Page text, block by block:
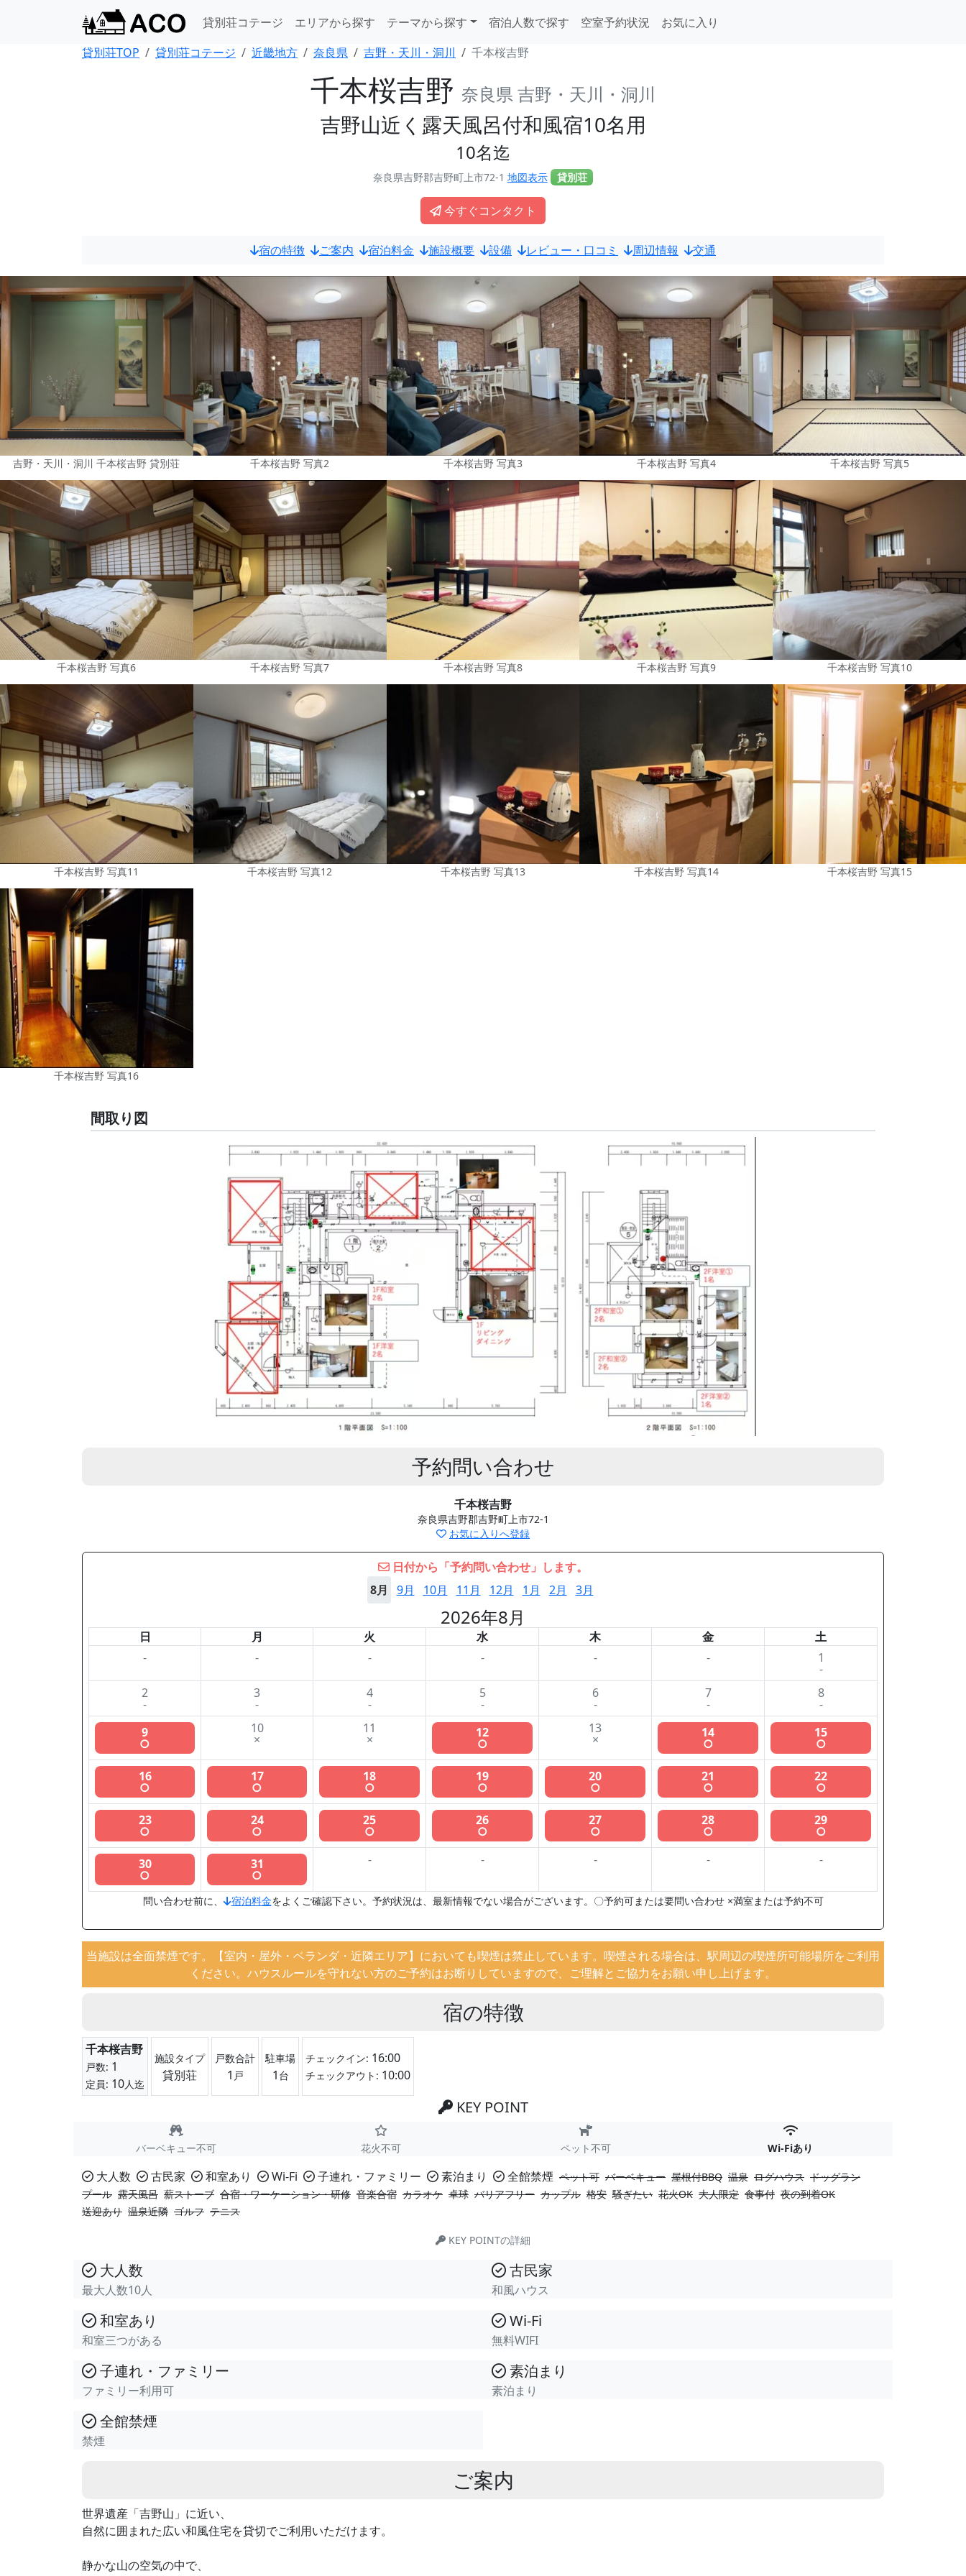
貸別荘コテージ エリアから探す テーマから探す 宿泊人数で探す 空室予約状況
お気に入り
貸別荘TOP
貸別荘コテージ 近畿地方 奈良県 吉野・天川・洞川 千本桜吉野
千本桜吉野 奈良県 吉野・天川・洞川
吉野山近く露天風呂付和風宿10名用
10名迄
奈良県吉野郡吉野町上市72-1 地図表示 貸別荘
今すぐコンタクト
宿の特徴 ご案内 宿泊料金 施設概要 設備 レビュー・口コミ 周辺情報 交通
吉野・天川・洞川 千本桜吉野 貸別荘 千本桜吉野 写真2 千本桜吉野 写真3 千本桜吉野 写真4 千本桜吉野 写真5
千本桜吉野 写真6 千本桜吉野 写真7 千本桜吉野 写真8 千本桜吉野 写真9 千本桜吉野 写真10
千本桜吉野 写真11 千本桜吉野 写真12 千本桜吉野 写真13 千本桜吉野 写真14 千本桜吉野 写真15
千本桜吉野 写真16
間取り図
予約問い合わせ
千本桜吉野
奈良県吉野郡吉野町上市72-1
お気に入りへ登録
日付から「予約問い合わせ」します。
8月
9月 10月 11月 12月 1月 2月 3月
2026年8月
日 月 火 水 木 金
土
-
- - - - - 1
-
2
-
3
-
4
-
5
-
6
-
7
-
8
-
9
○
10
×
11
× 12
○
13
× 14
○
15
○
16
○
17
○
18
○
19
○
20
○
21
○
22
○
23
○
24
○
25
○
26
○
27
○
28
○
29
○
30
○
31
○
- - - - -
問い合わせ前に、 宿泊料金をよくご確認下さい。予約状況は、最新情報でない場合がございます。〇予約可または要問い合わせ ×満室または予約不可
当施設は全面禁煙です。【室内・屋外・ベランダ・近隣エリア】においても喫煙は禁止しています。喫煙される場合は、駅周辺の喫煙所可能場所をご利用
ください。ハウスルールを守れない方のご予約はお断りしていますので、ご理解とご協力をお願い申し上げます。
宿の特徴
千本桜吉野
戸数: 1
定員: 10人迄
施設タイプ
貸別荘
戸数合計
1 戸
駐車場
1 台
チェックイン: 16:00
チェックアウト: 10:00
KEY POINT
バーベキュー不可 花火不可 ペット不可 Wi-Fiあり
大人数 古民家 和室あり Wi-Fi 子連れ・ファミリー 素泊まり 全館禁煙 ペット可 バーベキュー 屋根付BBQ 温泉 ログハウス ドッグラン
プール 露天風呂 薪ストーブ 合宿・ワーケーション・研修 音楽合宿 カラオケ 卓球 バリアフリー カップル 格安 騒ぎたい 花火OK 大人限定 食事付 夜の到着OK
送迎あり 温泉近隣 ゴルフ テニス
KEY POINTの詳細
大人数
最大人数10人
古民家
和風ハウス
和室あり
和室三つがある
Wi-Fi
無料WIFI
子連れ・ファミリー
ファミリー利用可
素泊まり
素泊まり
全館禁煙
禁煙
ご案内
世界遺産「吉野山」に近い、
自然に囲まれた広い和風住宅を貸切でご利用いただけます。
静かな山の空気の中で、